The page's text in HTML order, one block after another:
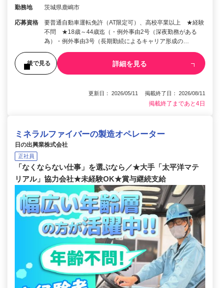
勤務地 茨城県鹿嶋市
応募資格
要普通自動車運転免許（AT限定可）、高校卒業以上 ★経験
不問 ★18歳～44歳迄（・例外事由2号（深夜勤務がある
為）・例外事由3号（長期勤続によるキャリア形成の…
後で見る 詳細を見る
更新日： 2026/05/11 掲載終了日： 2026/08/11
掲載終了まであと4日
ミネラルファイバーの製造オペレーター
日の出興業株式会社
正社員
「なくならない仕事」を選ぶなら／★大手「太平洋マテ
リアル」協力会社★未経験OK★賞与継続支給